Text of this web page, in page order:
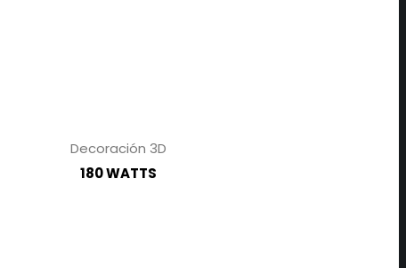
Decoración 3D
180 WATTS